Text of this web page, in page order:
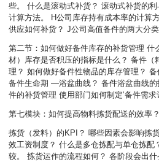
些。 什么是滚动式补货？ 滚动式补货的
计算方法。 H公司库存持有成本率的计算
供应如何补货？ J公司高值备件的两大分
第二节：如何做好备件库存的补货管理 什
材）库存是否积压的指标是什么？ 备件（
理？ 如何做好备件性物品的库存管理？
备件生命期 —浴盆曲线？ 备件浴盆曲线
件的补货管理 使用部门如何制定‘备件需求
第七模块：如何提高物料拣货配送的效率？
拣货（发料）的KPI？ 哪些因素会影响拣
效工资制度？ 什么是多仓拣配与单仓拣配
较。 拣货运作的流程如何？ 各阶段会出